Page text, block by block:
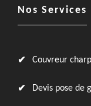
Nos Services
Couvreur
Devis pose de